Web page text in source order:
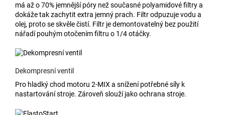
má až o 70% jemnější póry než současné polyamidové filtry a
dokáže tak zachytit extra jemný prach. Filtr odpuzuje vodu a
olej, proto se skvěle čistí. Filtr je demontovatelný bez použití
nářadí pouhým otočením filtru o 1/4 otáčky.
Dekompresní ventil
Pro hladký chod motoru 2-MIX a snížení potřebné síly k
nastartování stroje. Zároveň slouží jako ochrana stroje.